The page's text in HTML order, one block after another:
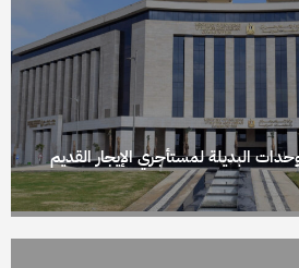
البديلة لمستأجري الإيجار القديم